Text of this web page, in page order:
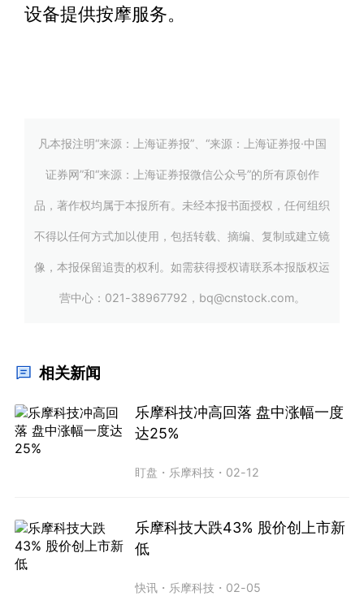
设备提供按摩服务。
凡本报注明“来源：上海证券报”、“来源：上海证券报·中国
证券网”和“来源：上海证券报微信公众号”的所有原创作
品，著作权均属于本报所有。未经本报书面授权，任何组织
不得以任何方式加以使用，包括转载、摘编、复制或建立镜
像，本报保留追责的权利。如需获得授权请联系本报版权运
营中心：021-38967792，bq@cnstock.com。
相关新闻
乐摩科技冲高回落 盘中涨幅一度
达25%
盯盘 ・ 乐摩科技 ・ 02-12
乐摩科技大跌43% 股价创上市新
低
快讯 ・ 乐摩科技 ・ 02-05